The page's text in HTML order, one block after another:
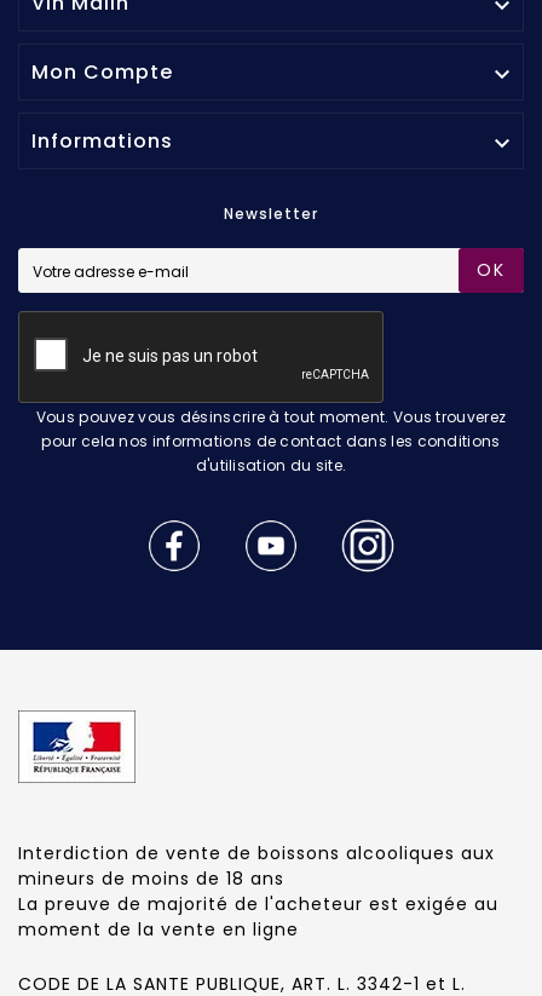
Mon Compte 
Informations 
Newsletter
OK
Vous pouvez vous désinscrire à tout moment. Vous trouverez
pour cela nos informations de contact dans les conditions
d'utilisation du site.
Interdiction de vente de boissons alcooliques aux
mineurs de moins de 18 ans
La preuve de majorité de l'acheteur est exigée au
moment de la vente en ligne
CODE DE LA SANTE PUBLIQUE, ART. L. 3342-1 et L.